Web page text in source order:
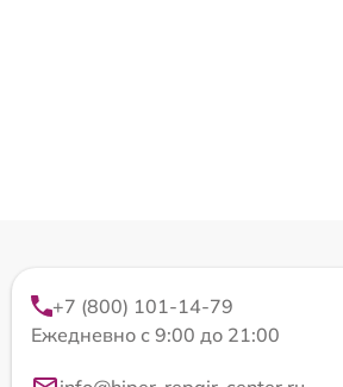
+7 (800) 101-14-79
Ежедневно с 9:00 до 21:00